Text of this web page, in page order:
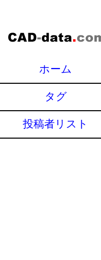
ホーム
タグ
投稿者リスト